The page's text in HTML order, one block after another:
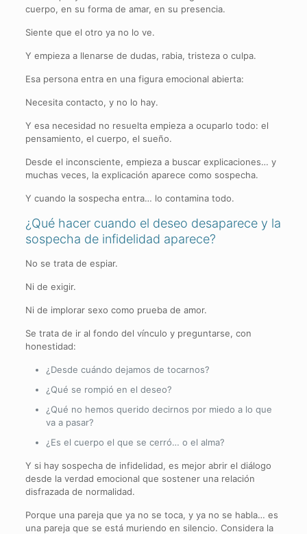
cuerpo, en su forma de amar, en su presencia.
Siente que el otro ya no lo ve.
Y empieza a llenarse de dudas, rabia, tristeza o culpa.
Esa persona entra en una figura emocional abierta:
Necesita contacto, y no lo hay.
Y esa necesidad no resuelta empieza a ocuparlo todo: el
pensamiento, el cuerpo, el sueño.
Desde el inconsciente, empieza a buscar explicaciones… y
muchas veces, la explicación aparece como sospecha.
Y cuando la sospecha entra… lo contamina todo.
¿Qué hacer cuando el deseo desaparece y la
sospecha de infidelidad aparece?
No se trata de espiar.
Ni de exigir.
Ni de implorar sexo como prueba de amor.
Se trata de ir al fondo del vínculo y preguntarse, con
honestidad:
¿Desde cuándo dejamos de tocarnos?
¿Qué se rompió en el deseo?
¿Qué no hemos querido decirnos por miedo a lo que
va a pasar?
¿Es el cuerpo el que se cerró… o el alma?
Y si hay sospecha de infidelidad, es mejor abrir el diálogo
desde la verdad emocional que sostener una relación
disfrazada de normalidad.
Porque una pareja que ya no se toca, y ya no se habla… es
una pareja que se está muriendo en silencio. Considera la